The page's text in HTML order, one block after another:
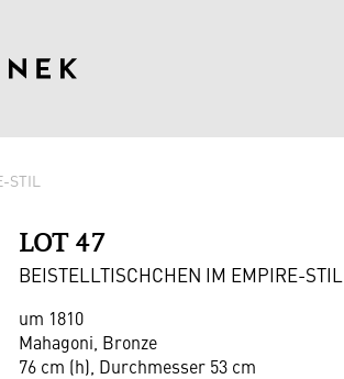
STIL
LOT 47
BEISTELLTISCHCHEN IM EMPIRE-STIL
um 1810
Mahagoni, Bronze
76 cm (h), Durchmesser 53 cm